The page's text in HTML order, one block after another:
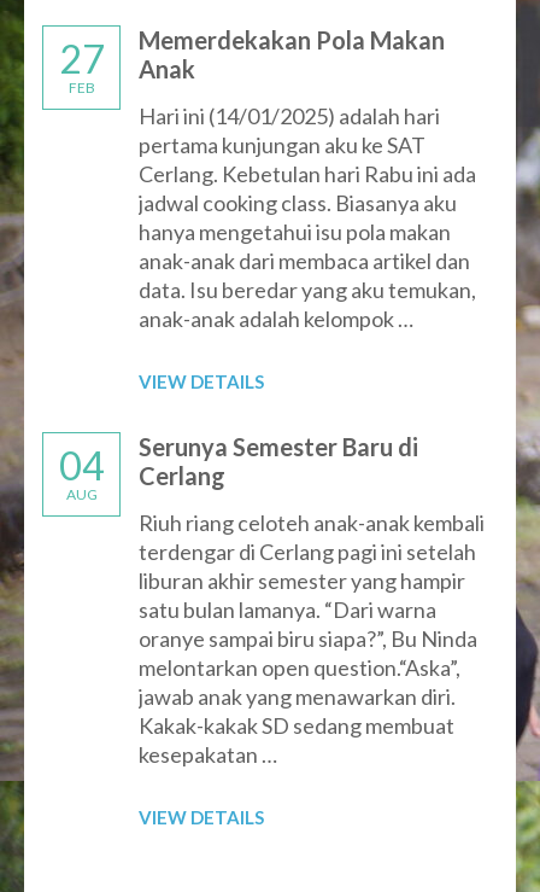
27
FEB
Memerdekakan Pola Makan
Anak
Hari ini (14/01/2025) adalah hari
pertama kunjungan aku ke SAT
Cerlang. Kebetulan hari Rabu ini ada
jadwal cooking class. Biasanya aku
hanya mengetahui isu pola makan
anak-anak dari membaca artikel dan
data. Isu beredar yang aku temukan,
anak-anak adalah kelompok …
VIEW DETAILS
04
AUG
Serunya Semester Baru di
Cerlang
Riuh riang celoteh anak-anak kembali
terdengar di Cerlang pagi ini setelah
liburan akhir semester yang hampir
satu bulan lamanya. “Dari warna
oranye sampai biru siapa?”, Bu Ninda
melontarkan open question.“Aska”,
jawab anak yang menawarkan diri.
Kakak-kakak SD sedang membuat
kesepakatan …
VIEW DETAILS